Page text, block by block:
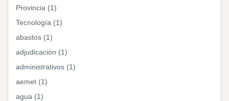
Provincia (1)
Tecnología (1)
abastos (1)
adjudicación (1)
administrativos (1)
aemet (1)
agua (1)